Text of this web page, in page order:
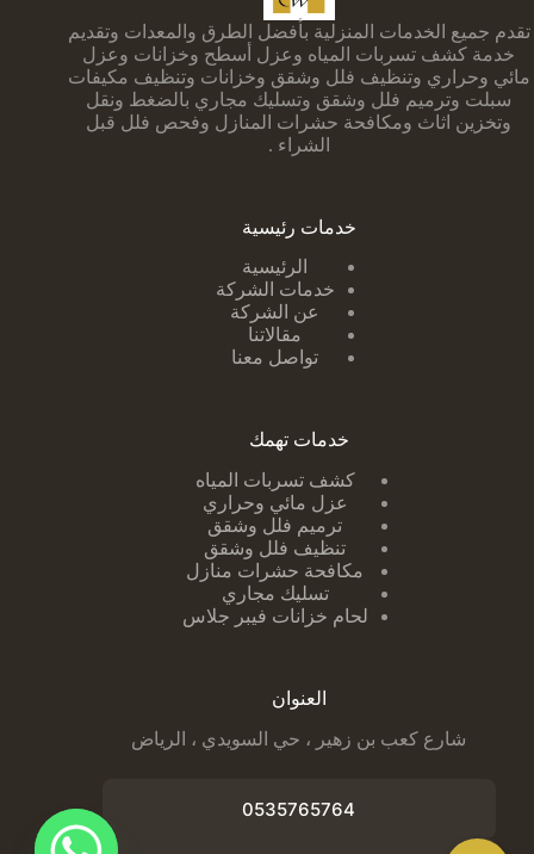
تقدم جميع الخدمات المنزلية بأفضل الطرق والمعدات وتقديم
خدمة كشف تسربات المياه وعزل أسطح وخزانات وعزل
مائي وحراري وتنظيف فلل وشقق وخزانات وتنظيف مكيفات
سبلت وترميم فلل وشقق وتسليك مجاري بالضغط ونقل
وتخزين اثاث ومكافحة حشرات المنازل وفحص فلل قبل
الشراء .
خدمات رئيسية
الرئيسية
خدمات الشركة
عن الشركة
مقالاتنا
تواصل معنا
خدمات تهمك
كشف تسربات ا لمياه
عزل مائي وحراري
ترميم فلل وشقق
تنظيف فلل وشقق
مكافحة حشرات منازل
تسليك مجاري
لحام خزانات فيبر جلاس
العنوان
شارع كعب بن زهير ، حي السويدي ، الرياض
0535765764